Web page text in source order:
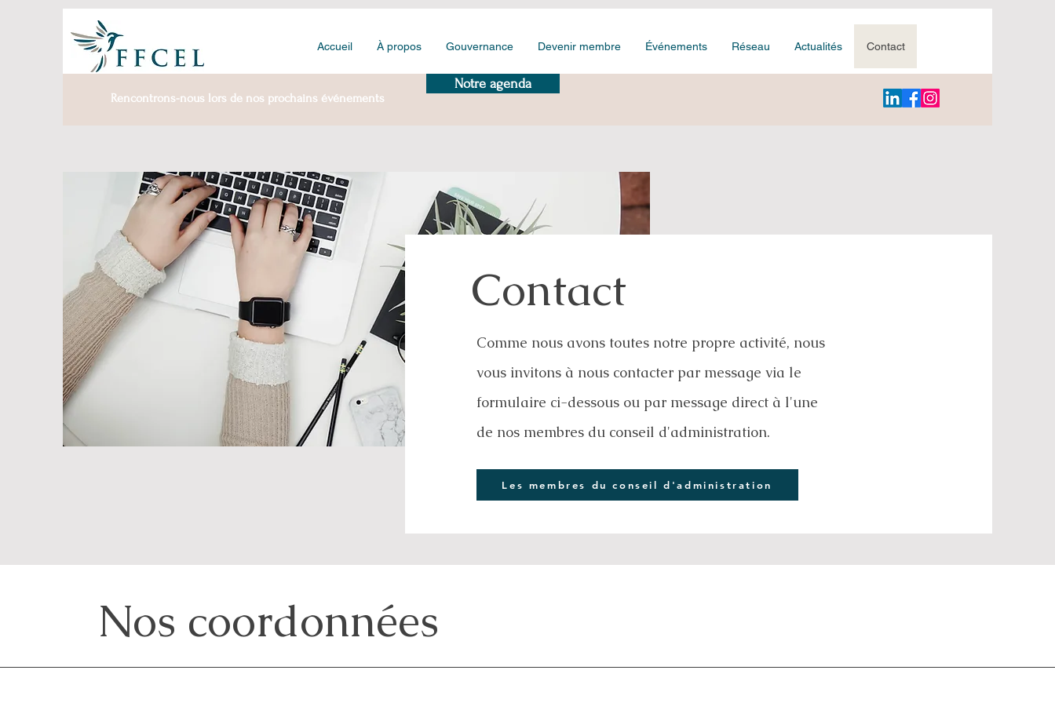
Rencontrons-nous lors de nos prochains événements
Notre agenda
Accueil À propos Gouvernance Devenir membre Événements Réseau Actualités Contact
Contact
Comme nous avons toutes notre propre activité, nous
vous invitons à nous contacter par message via le
formulaire ci-dessous ou par message direct à l'une
de nos membres du conseil d'administration.
Les membres du conseil d'administration
Nos coordonnées